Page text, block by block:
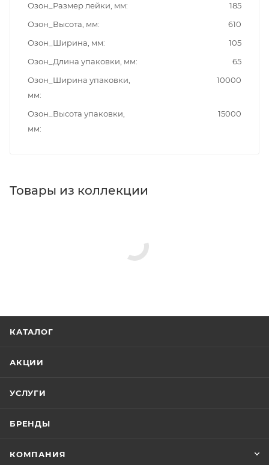
Озон_Размер лейки, мм
185
Озон_Высота, мм
610
Озон_Ширина, мм
105
Озон_Длина упаковки, мм
65
Озон_Ширина упаковки,
мм
10000
Озон_Высота упаковки,
мм
15000
Товары из коллекции
Гигиенические души
Душевые стойки